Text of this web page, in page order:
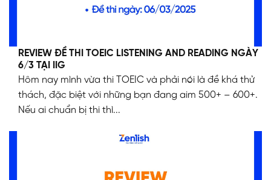
REVIEW ĐỀ THI TOEIC LISTENING AND READING NGÀY
6/3 TẠI IIG
Hôm nay mình vừa thi TOEIC và phải nói là đề khá thử
thách, đặc biệt với những bạn đang aim 500+ – 600+.
Nếu ai chuẩn bị thi thì...